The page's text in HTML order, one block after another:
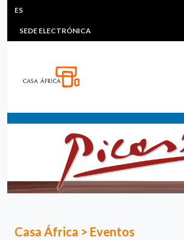
Pasar al contenido principal
HEADER MENU
MULTIMEDIA
SEDE ELECTRÓNICA
ES
Casa África > Eventos